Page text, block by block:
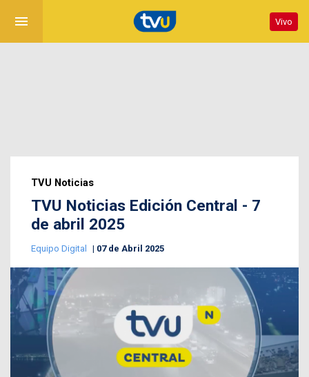
menu Vivo
TVU Noticias
TVU Noticias Edición Central - 7
de abril 2025
Equipo Digital 07 de Abril 2025